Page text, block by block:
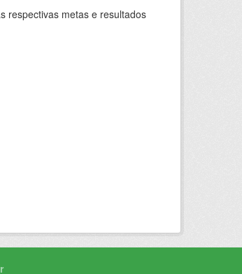
respectivas metas e resultados